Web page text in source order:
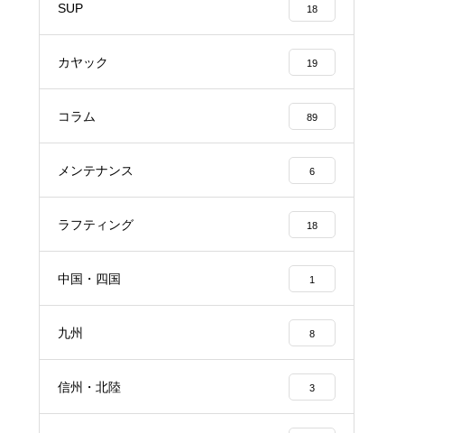
SUP 18
カヤック 19
コラム 89
メンテナンス 6
ラフティング 18
中国・四国 1
九州 8
信州・北陸 3